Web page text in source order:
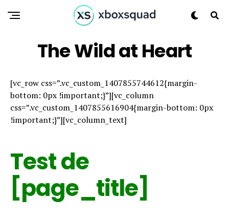
The Wild at Heart
[vc_row css=”.vc_custom_1407855744612{margin-
bottom: 0px !important;}”][vc_column
css=”.vc_custom_1407855616904{margin-bottom: 0px
!important;}”][vc_column_text]
Test de
[page_title]